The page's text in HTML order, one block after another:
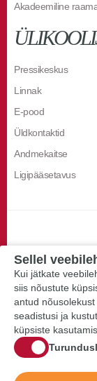
Akadeemiline
Pressikeskus
Linnak
E-pood
Üldkontaktid
Andmekaitse
Ligipääsetavus
Sellel
Kui jätkate
siis nõustute
antud
seadistusi ja
küpsiste